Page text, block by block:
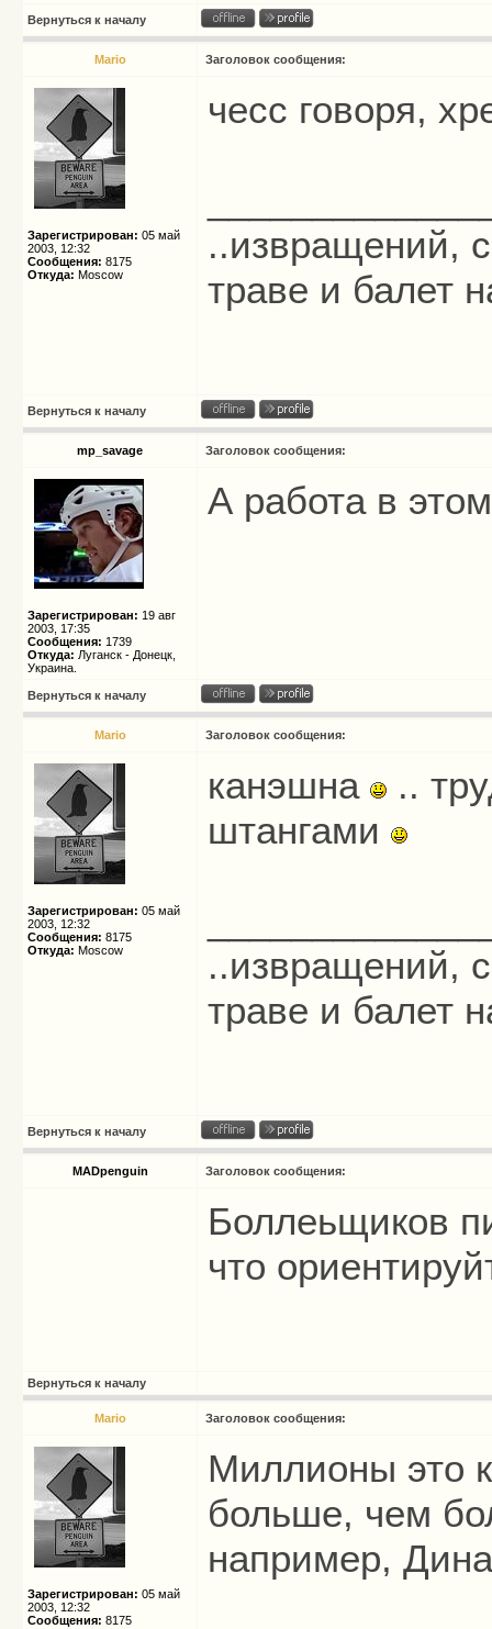
Вернуться к началу
Mario Заголовок сообщения:
Зарегистрирован: 05 май
2003, 12:32
Сообщения: 8175
Откуда: Moscow
чесс говоря,
..извращений,
траве и балет
Вернуться к началу
mp_savage Заголовок сообщения:
Зарегистрирован: 19 авг
2003, 17:35
Сообщения: 1739
Откуда: Луганск - Донецк,
Украина.
А работа в
Вернуться к началу
Mario Заголовок сообщения:
Зарегистрирован: 05 май
2003, 12:32
Сообщения: 8175
Откуда: Moscow
канэшна
..
штангами
..извращений,
траве и балет
Вернуться к началу
MADpenguin Заголовок сообщения:
Боллеьщиков
что
Вернуться к началу
Mario Заголовок сообщения:
Зарегистрирован: 05 май
2003, 12:32
Сообщения: 8175
Миллионы это
больше, чем
например,